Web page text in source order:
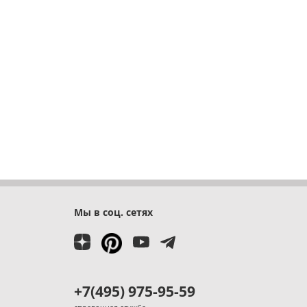
Мы в соц. сетях
+7(495) 975-95-59